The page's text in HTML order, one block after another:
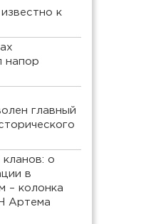
к
напор
главный
о
в
– колонка
Артема